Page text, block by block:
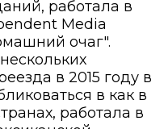
работала в
Media
очаг".
в 2015 году в
в как в
работала в